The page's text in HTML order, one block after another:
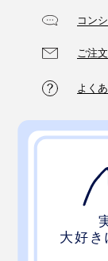
コン
ご注
よく